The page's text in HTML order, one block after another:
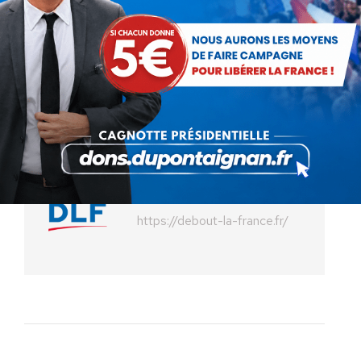
Partager cet article
Partager
sur
Facebook
Partager
sur
X
sur
Pinterest
sur
LinkedIn
sur
WhatsApp
https://debout-la-france.fr/